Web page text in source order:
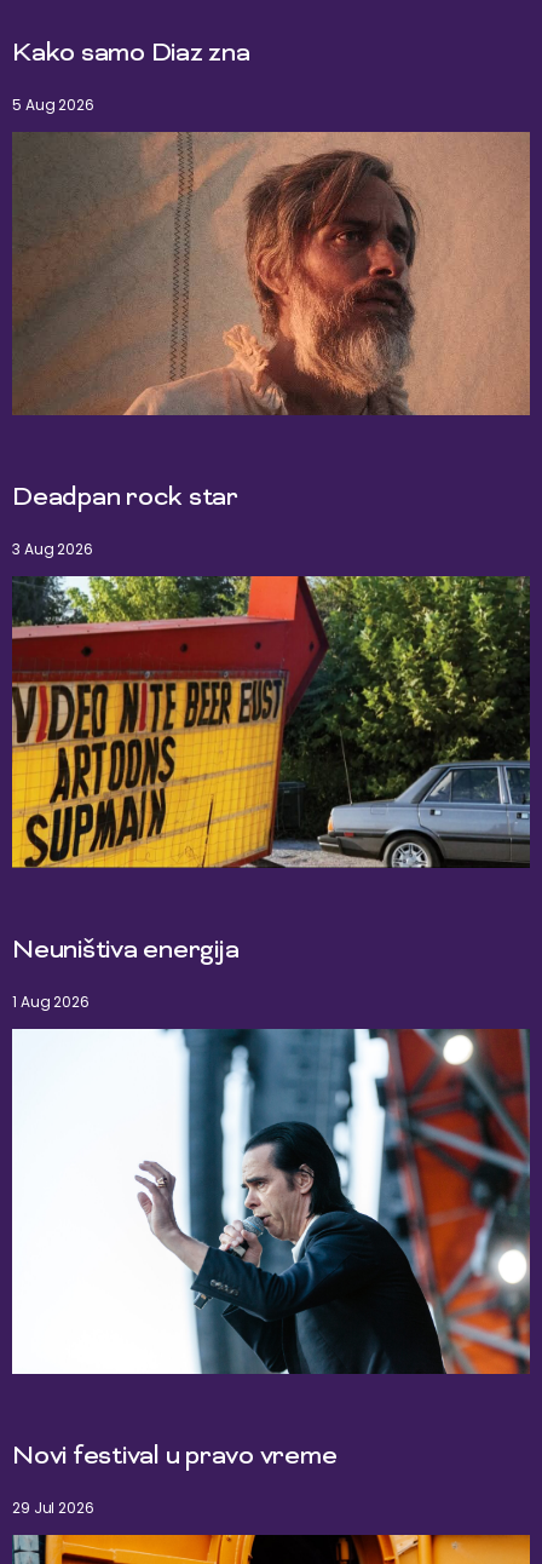
Kako samo Diaz zna
5 Aug 2026
Deadpan rock star
3 Aug 2026
Neuništiva energija
1 Aug 2026
Novi festival u pravo vreme
29 Jul 2026